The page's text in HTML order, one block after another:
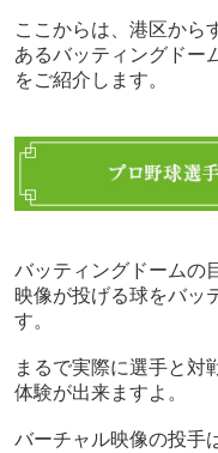
ここからは、港区から
あるバッティングドー
をご紹介します。
バッティングドームの
映像が投げる球をバッ
す。
まるで実際に選手と対
体験が出来ますよ。
バーチャル映像の投手